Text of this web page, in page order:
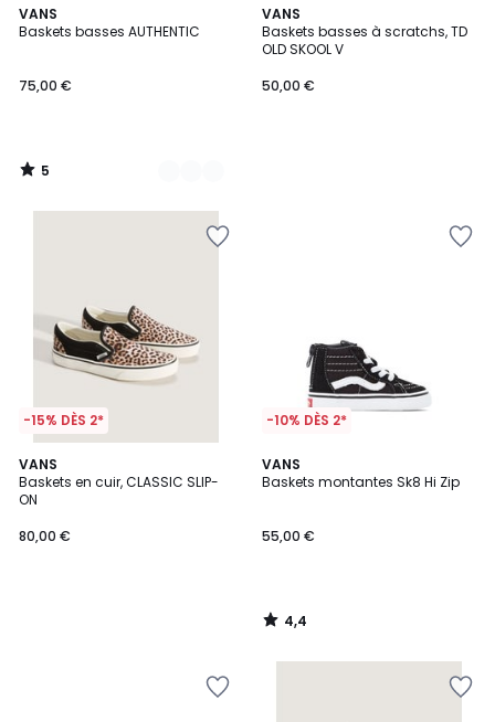
VANS
Baskets basses AUTHENTIC
75,00 €
5
/
2
Couleurs
5
/
VANS
Baskets basses à scratchs, TD
OLD SKOOL V
50,00 €
-15% DÈS 2*
VANS
Baskets en cuir, CLASSIC SLIP-
ON
80,00 €
-10% DÈS 2*
VANS
Baskets montantes Sk8 Hi Zip
55,00 €
4,4
/ 5
4,4
/